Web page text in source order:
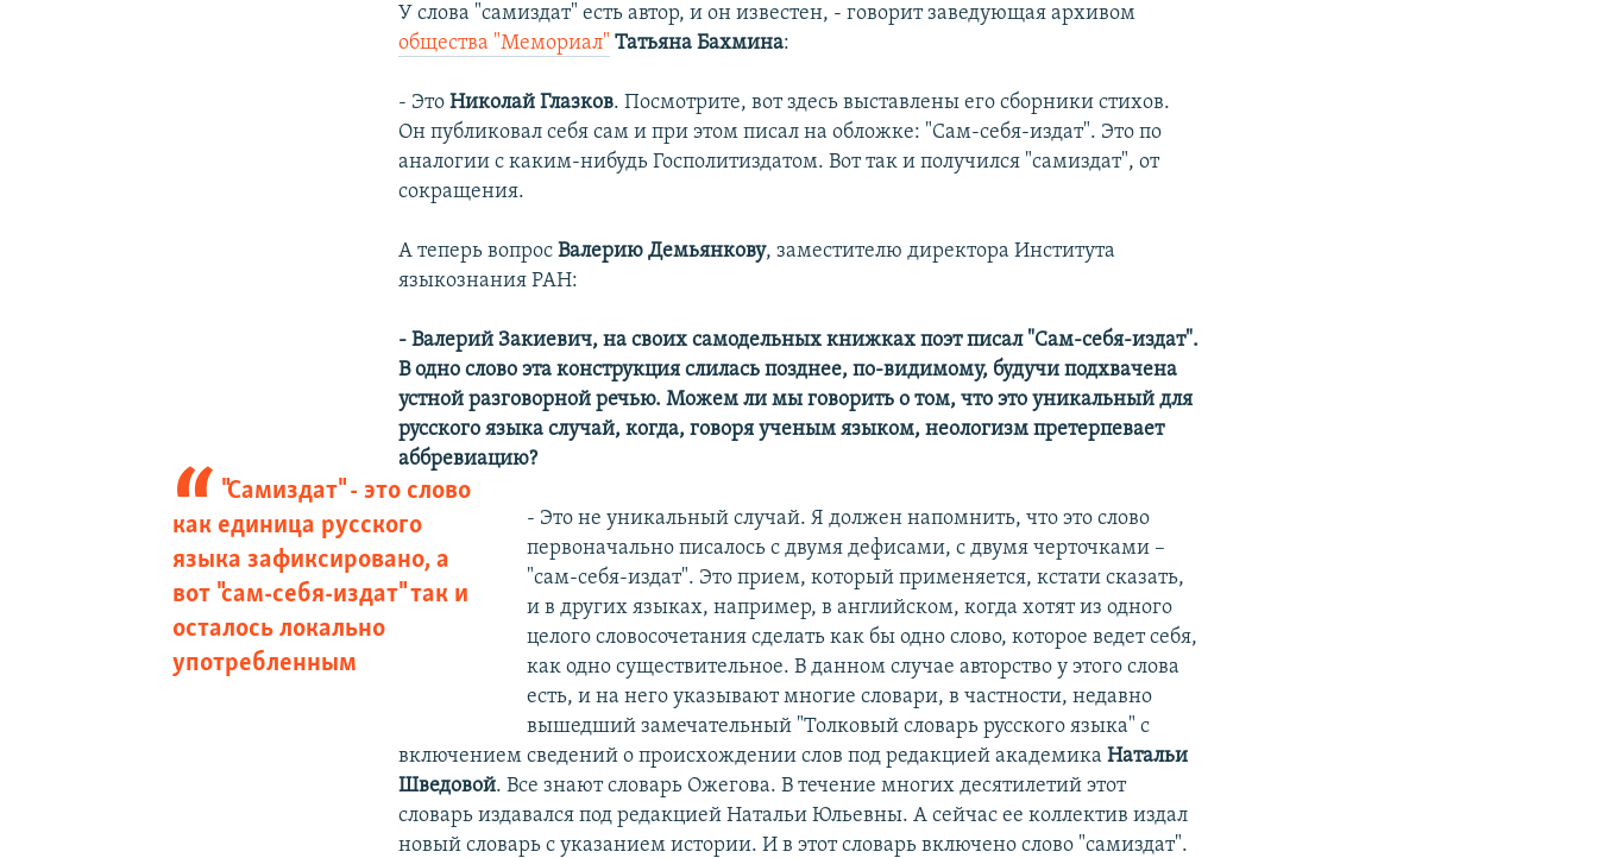
У слова "самиздат" есть автор, и он известен, - говорит заведующая архивом
общества "Мемориал" Татьяна Бахмина:
- ЭтоНиколай Глазков. Посмотрите, вот здесь выставлены его сборники стихов.
Он публиковал себя сам и при этом писал на обложке: "Сам-себя-издат". Это по
аналогии с каким-нибудь Госполитиздатом. Вот так и получился "самиздат", от
сокращения.
А теперь вопросВалерию Демьянкову, заместителю директора Института
языкознания РАН:
- Валерий Закиевич, на своих самодельных книжках поэт писал "Сам-себя-издат".
В одно слово эта конструкция слилась позднее, по-видимому, будучи подхвачена
устной разговорной речью. Можем ли мы говорить о том, что это уникальный для
русского языка случай, когда, говоря ученым языком, неологизм претерпевает
аббревиацию?
"Самиздат" - это слово
как единица русского
языка зафиксировано, а
вот "сам-себя-издат" так и
осталось локально
употребленным
- Это не уникальный случай. Я должен напомнить, что это слово
первоначально писалось с двумя дефисами, с двумя черточками –
"сам-себя-издат". Это прием, который применяется, кстати сказать,
и в других языках, например, в английском, когда хотят из одного
целого словосочетания сделать как бы одно слово, которое ведет себя,
как одно существительное. В данном случае авторство у этого слова
есть, и на него указывают многие словари, в частности, недавно
вышедший замечательный "Толковый словарь русского языка" с
включением сведений о происхождении слов под редакцией академикаНатальи
Шведовой. Все знают словарь Ожегова. В течение многих десятилетий этот
словарь издавался под редакцией Натальи Юльевны. А сейчас ее коллектив издал
новый словарь с указанием истории. И в этот словарь включено слово "самиздат".